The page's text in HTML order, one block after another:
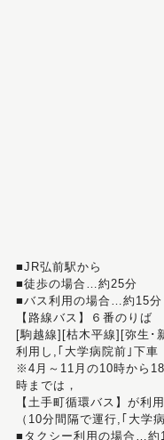
■JR弘前駅から
■徒歩の場合…約25分
■バス利用の場合…約15分
【路線バス】６番のりば
[駒越線][枯木平線][弥生･
利用し,｢大学病院前｣下車
※4月～11月の10時から
時までは，
【土手町循環バス】が利
（10分間隔で運行,｢大学
■タクシー利用の場合…約